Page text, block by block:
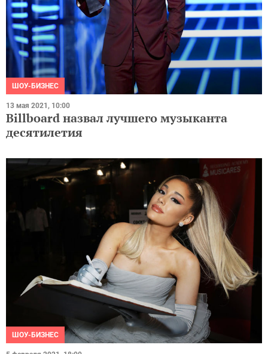
ШОУ-БИЗНЕС
13 мая 2021, 10:00
Billboard назвал лучшего музыканта
десятилетия
ШОУ-БИЗНЕС